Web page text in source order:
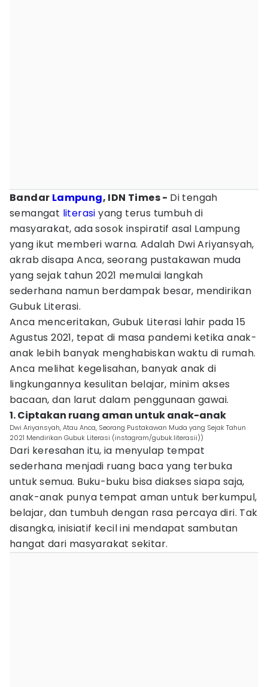
Bandar Lampung, IDN Times - Di tengah
semangat literasi yang terus tumbuh di
masyarakat, ada sosok inspiratif asal Lampung
yang ikut memberi warna. Adalah Dwi Ariyansyah,
akrab disapa Anca, seorang pustakawan muda
yang sejak tahun 2021 memulai langkah
sederhana namun berdampak besar, mendirikan
Gubuk Literasi.
Anca menceritakan, Gubuk Literasi lahir pada 15
Agustus 2021, tepat di masa pandemi ketika anak-
anak lebih banyak menghabiskan waktu di rumah.
Anca melihat kegelisahan, banyak anak di
lingkungannya kesulitan belajar, minim akses
bacaan, dan larut dalam penggunaan gawai.
1. Ciptakan ruang aman untuk anak-anak
Dwi Ariyansyah, Atau Anca, Seorang Pustakawan Muda yang Sejak Tahun
2021 Mendirikan Gubuk Literasi (instagram/gubuk.literasii))
Dari keresahan itu, ia menyulap tempat
sederhana menjadi ruang baca yang terbuka
untuk semua. Buku-buku bisa diakses siapa saja,
anak-anak punya tempat aman untuk berkumpul,
belajar, dan tumbuh dengan rasa percaya diri. Tak
disangka, inisiatif kecil ini mendapat sambutan
hangat dari masyarakat sekitar.